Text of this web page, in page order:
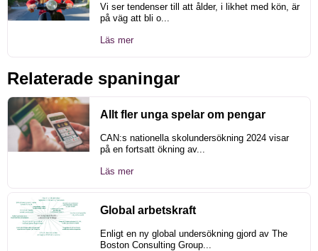
Vi ser tendenser till att ålder, i likhet med kön, är
på väg att bli o...
Läs mer
Relaterade spaningar
Allt fler unga spelar om pengar
CAN:s nationella skolundersökning 2024 visar
på en fortsatt ökning av...
Läs mer
Global arbetskraft
Enligt en ny global undersökning gjord av The
Boston Consulting Group...